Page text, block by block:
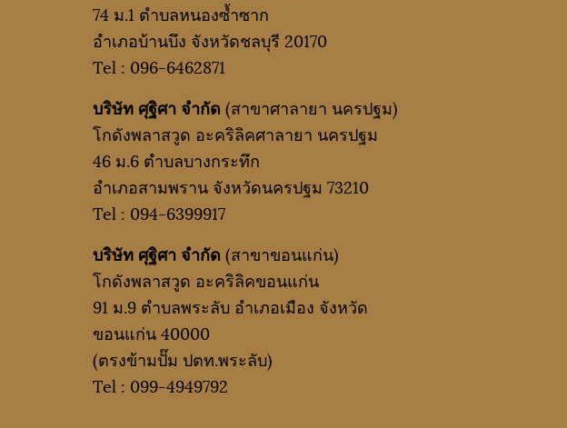
74 ม.1 ตำบลหนองซ้ำซาก
อำเภอบ้านบึง จังหวัดชลบุรี 20170
Tel : 096-6462871
บริษัท ศุฐิศา จำกัด (สาขาศาลายา นครปฐม)
โกดังพลาสวูด อะคริลิคศาลายา นครปฐม
46 ม.6 ตำบลบางกระทึก
อำเภอสามพราน จังหวัดนครปฐม 73210
Tel : 094-6399917
บริษัท ศุฐิศา จำกัด (สาขาขอนแก่น)
โกดังพลาสวูด อะคริลิคขอนแก่น
91 ม.9 ตำบลพระลับ อำเภอเมือง จังหวัด
ขอนแก่น 40000
(ตรงข้ามปั๊ม ปตท.พระลับ)
Tel : 099-4949792